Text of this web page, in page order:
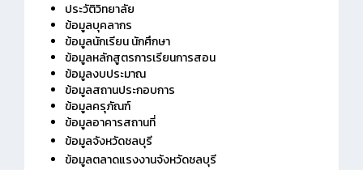
ประวัติวิทยาลัย
ข้อมูลบุคลากร
ข้อมูลนักเรียน นักศึกษา
ข้อมูลหลักสูตรการเรียนการสอน
ข้อมูลงบประมาณ
ข้อมูลสถานประกอบการ
ข้อมูลครุภัณฑ์
ข้อมูลอาคารสถานที่
ข้อมูลจังหวัดชลบุรี
ข้อมูลตลาดแรงงานจังหวัดชลบุรี